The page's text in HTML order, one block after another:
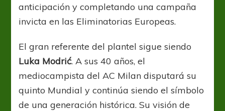
anticipación y completando una campaña
invicta en las Eliminatorias Europeas.
El gran referente del plantel sigue siendo
Luka Modrić. A sus 40 años, el
mediocampista del AC Milan disputará su
quinto Mundial y continúa siendo el símbolo
de una generación histórica. Su visión de